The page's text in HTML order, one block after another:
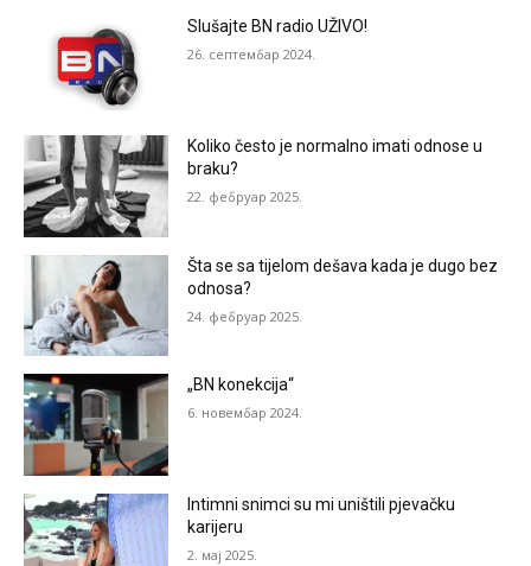
Slušajte BN radio UŽIVO!
26. септембар 2024.
Koliko često je normalno imati odnose u
braku?
22. фебруар 2025.
Šta se sa tijelom dešava kada je dugo bez
odnosa?
24. фебруар 2025.
„BN konekcija“
6. новембар 2024.
Intimni snimci su mi uništili pjevačku
karijeru
2. мај 2025.